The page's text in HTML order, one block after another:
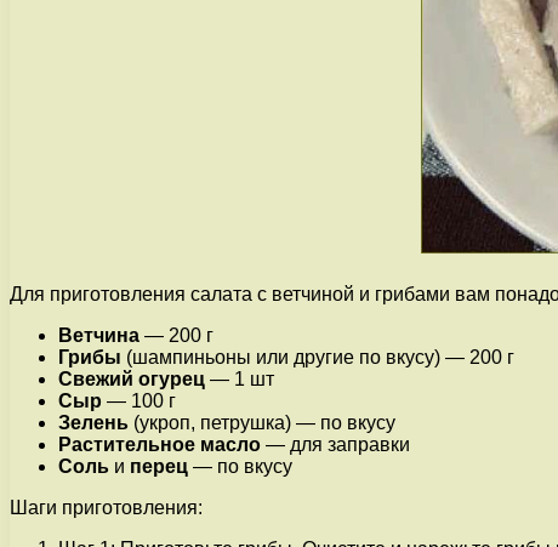
Для приготовления салата с ветчиной и грибами вам
Ветчина — 200 г
Грибы (шампиньоны или другие по вкусу) — 200 г
Свежий огурец — 1 шт
Сыр — 100 г
Зелень (укроп, петрушка) — по вкусу
Растительное масло — для заправки
Соль и перец — по вкусу
Шаги приготовления: